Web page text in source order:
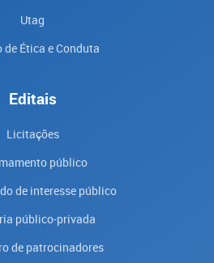
Utag
de Ética e Conduta
Editais
Licitações
público
de interesse público
público-privada
de patrocinadores